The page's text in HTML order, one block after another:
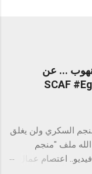
... عن
السكري ولن يغلق
الله ملف "منجم
اعتصام عمال